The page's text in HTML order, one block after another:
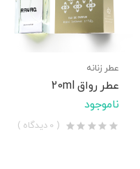
عطر زنانه
عطر رواق 20ml
ناموجود
( 0 دیدگاه )